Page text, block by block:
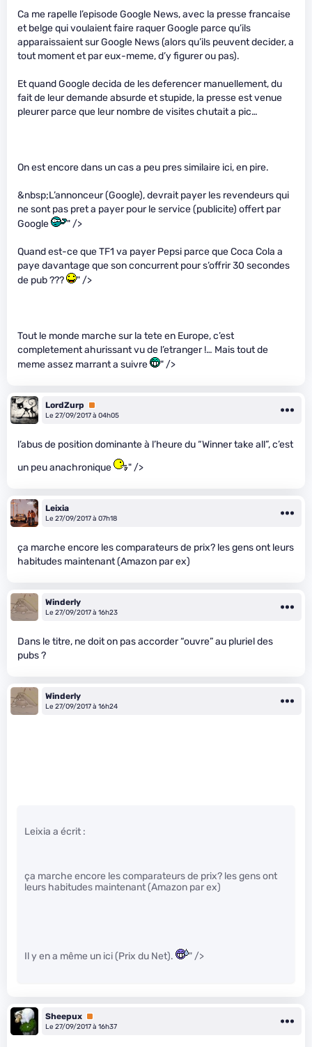
Ca me rapelle l’episode Google News, avec la presse francaise
et belge qui voulaient faire raquer Google parce qu’ils
apparaissaient sur Google News (alors qu’ils peuvent decider, a
tout moment et par eux-meme, d’y figurer ou pas).
Et quand Google decida de les deferencer manuellement, du
fait de leur demande absurde et stupide, la presse est venue
pleurer parce que leur nombre de visites chutait a pic…
On est encore dans un cas a peu pres similaire ici, en pire.
&nbsp;L’annonceur (Google), devrait payer les revendeurs qui
ne sont pas pret a payer pour le service (publicite) offert par
Google
" />
Quand est-ce que TF1 va payer Pepsi parce que Coca Cola a
paye davantage que son concurrent pour s’offrir 30 secondes
de pub ???
" />
Tout le monde marche sur la tete en Europe, c’est
completement ahurissant vu de l’etranger !… Mais tout de
meme assez marrant a suivre
" />
LordZurp
Premium
Le 27/09/2017 à 04h05
l’abus de position dominante à l’heure du “Winner take all”, c’est
un peu anachronique
" />
Leixia
Le 27/09/2017 à 07h18
ça marche encore les comparateurs de prix? les gens ont leurs
habitudes maintenant (Amazon par ex)
Winderly
Le 27/09/2017 à 16h23
Dans le titre, ne doit on pas accorder “ouvre” au pluriel des
pubs ?
Winderly
Le 27/09/2017 à 16h24
Leixia a écrit :
ça marche encore les comparateurs de prix? les gens ont
leurs habitudes maintenant (Amazon par ex)
Il y en a même un ici (Prix du Net). " />
Sheepux Premium
Le 27/09/2017 à 16h37